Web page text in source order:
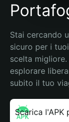
Stai cercando
sicuro per i
scelta
esplorare
subito il tuo
Scarica l'APK